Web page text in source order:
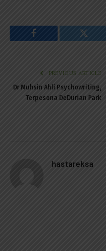
Facebook
PREVIOUS ARTICLE
Dr Muhsin Ahli Psychowriting,
Terpesona DeDurian Park
hastareksa